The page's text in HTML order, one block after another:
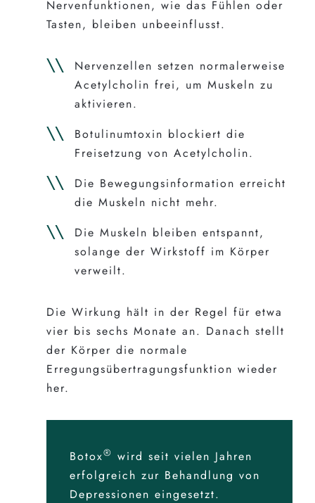
Nervenfunktionen, wie das Fühlen oder
Tasten, bleiben unbeeinflusst.
Nervenzellen setzen normalerweise
Acetylcholin frei, um Muskeln zu
aktivieren.
Botulinumtoxin blockiert die
Freisetzung von Acetylcholin.
Die Bewegungsinformation erreicht
die Muskeln nicht mehr.
Die Muskeln bleiben entspannt,
solange der Wirkstoff im Körper
verweilt.
Die Wirkung hält in der Regel für etwa
vier bis sechs Monate an. Danach stellt
der Körper die normale
Erregungsübertragungsfunktion wieder
her.
Botox® wird seit vielen Jahren
erfolgreich zur Behandlung von
Depressionen eingesetzt.